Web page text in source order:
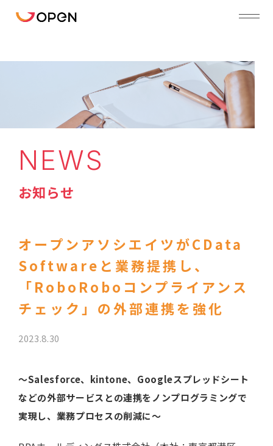
NEWS
お知らせ
オープンアソシエイツがCData
Softwareと業務提携し、
「RoboRoboコンプライアンス
チェック」の外部連携を強化
2023.8.30
～Salesforce、kintone、Googleスプレッドシート
などの外部サービスとの連携をノンプログラミングで
実現し、業務プロセスの削減に～